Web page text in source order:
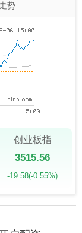
势
创业板指
3515.56
-19.58(-0.55%)